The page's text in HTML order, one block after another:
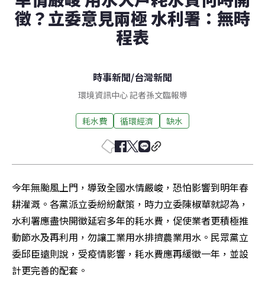
徵？立委意見兩極 水利署：無時
程表
時事新聞/台灣新聞
環境資訊中心 記者孫文臨報導
耗水費 循環經濟 缺水
今年無颱風上門，導致全國水情嚴峻，恐怕影響到明年春
耕灌溉。各黨派立委紛紛獻策，時力立委陳椒華就認為，
水利署應盡快開徵延宕多年的耗水費，促使業者更積極推
動節水及再利用，勿讓工業用水排擠農業用水。民眾黨立
委邱臣遠則說，受疫情影響，耗水費應再緩徵一年，並設
計更完善的配套。